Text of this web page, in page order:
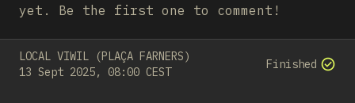
yet. Be the first one to comment!
LOCAL VIWIL (PLAÇA FARNERS)
13 Sept 2025, 08:00 CEST
Finished